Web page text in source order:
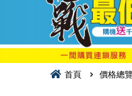
首頁 價格總覽